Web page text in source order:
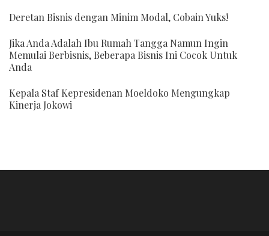
Deretan Bisnis dengan Minim Modal, Cobain Yuks!
Jika Anda Adalah Ibu Rumah Tangga Namun Ingin
Memulai Berbisnis, Beberapa Bisnis Ini Cocok Untuk
Anda
Kepala Staf Kepresidenan Moeldoko Mengungkap
Kinerja Jokowi